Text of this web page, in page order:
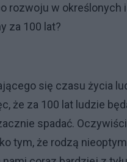
rozwoju w określonych i
za 100 lat?
się czasu życia
że za 100 lat ludzie
spadać.
tym, że rodzą